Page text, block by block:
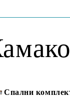
Спални